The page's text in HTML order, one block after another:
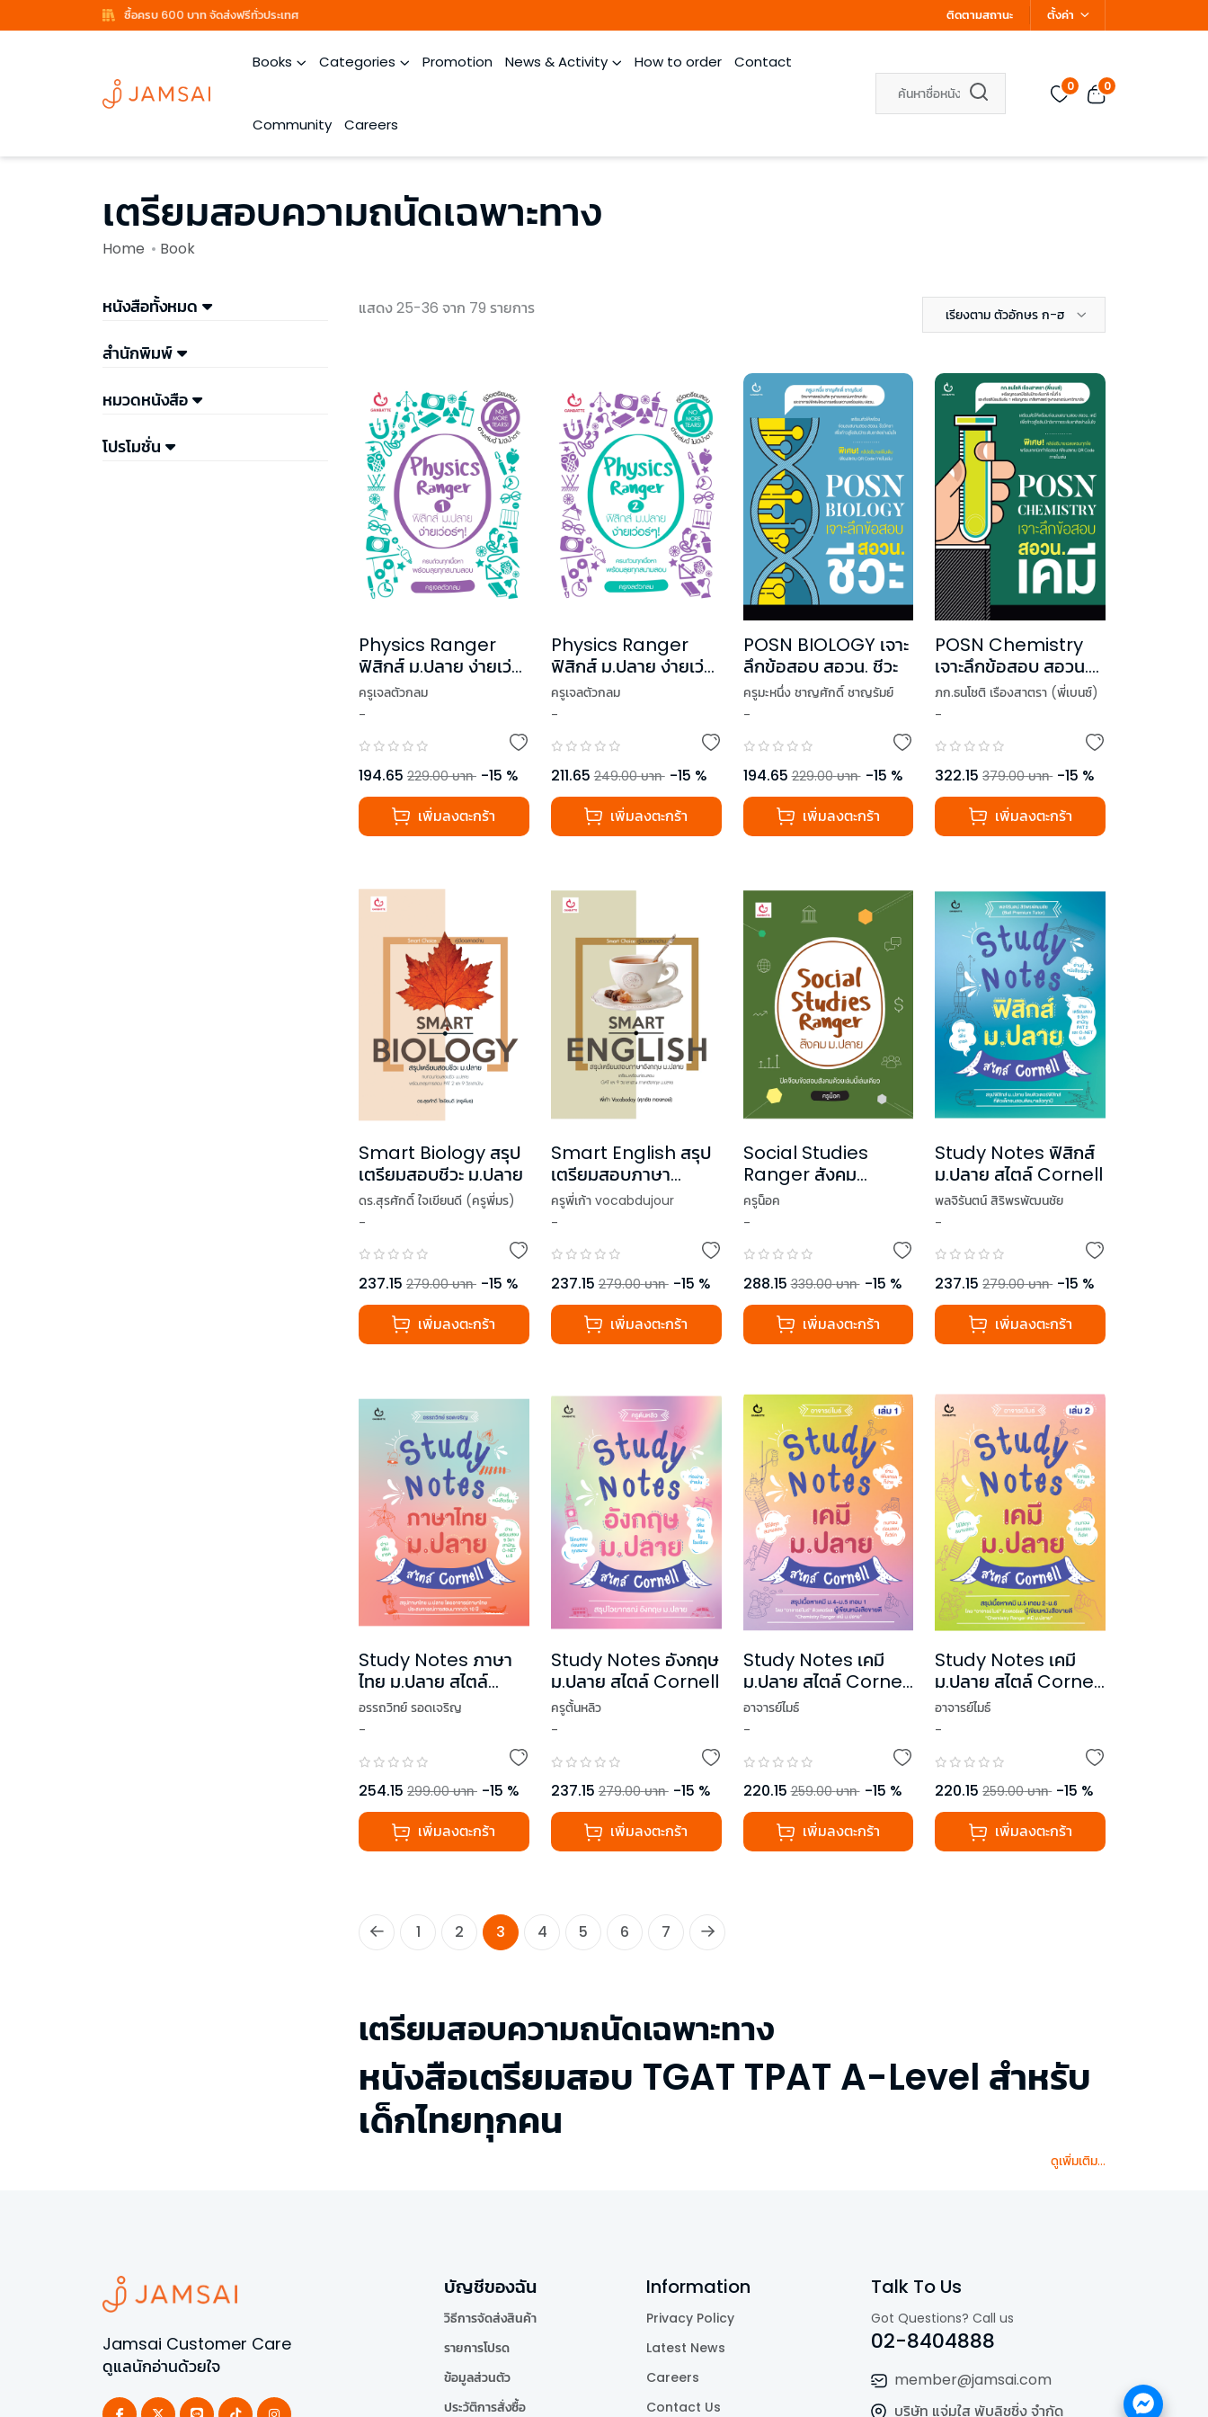
ซื้อครบ 600 บาท จัดส่งฟรีทั่วประเทศ ติดตามสถานะ ตั้งค่า
Books Categories Promotion News & Activity How to order Contact
Community Careers
0 0
เตรียมสอบความถนัดเฉพาะทาง
Home Book
หนังสือทั้งหมด
สำนักพิมพ์
หมวดหนังสือ
โปรโมชั่น
แสดง 25-36 จาก 79 รายการ เรียงตาม ตัวอักษร ก-ฮ
Physics Ranger
ฟิสิกส์ ม.ปลาย ง่ายเว่อ
ร์ๆ! เล่ม 1
ครูเจลตัวกลม
-
194.65 229.00 บาท -15 %
เพิ่มลงตะกร้า
Physics Ranger
ฟิสิกส์ ม.ปลาย ง่ายเว่อ
ร์ๆ! เล่ม 2
ครูเจลตัวกลม
-
211.65 249.00 บาท -15 %
เพิ่มลงตะกร้า
POSN BIOLOGY เจาะ
ลึกข้อสอบ สอวน. ชีวะ
ครูมะหนึ่ง ชาญศักดิ์ ชาญรัมย์
-
194.65 229.00 บาท -15 %
เพิ่มลงตะกร้า
POSN Chemistry
เจาะลึกข้อสอบ สอวน.
เคมี
ภก.ธนโชติ เรืองสาตรา (พี่เบนซ์)
-
322.15 379.00 บาท -15 %
เพิ่มลงตะกร้า
Smart Biology สรุป
เตรียมสอบชีวะ ม.ปลาย
ดร.สุรศักดิ์ ใจเขียนดี (ครูพี่มร)
-
237.15 279.00 บาท -15 %
เพิ่มลงตะกร้า
Smart English สรุป
เตรียมสอบภาษา
อังกฤษ ม.ปลาย
ครูพี่เก้า vocabdujour
-
237.15 279.00 บาท -15 %
เพิ่มลงตะกร้า
Social Studies
Ranger สังคม
ม.ปลาย
ครูน็อค
-
288.15 339.00 บาท -15 %
เพิ่มลงตะกร้า
Study Notes ฟิสิกส์
ม.ปลาย สไตล์ Cornell
พลจิรันตน์ สิริพรพัฒนชัย
-
237.15 279.00 บาท -15 %
เพิ่มลงตะกร้า
Study Notes ภาษา
ไทย ม.ปลาย สไตล์
Cornell
อรรถวิทย์ รอดเจริญ
-
254.15 299.00 บาท -15 %
เพิ่มลงตะกร้า
Study Notes อังกฤษ
ม.ปลาย สไตล์ Cornell
ครูต้้นหลิว
-
237.15 279.00 บาท -15 %
เพิ่มลงตะกร้า
Study Notes เคมี
ม.ปลาย สไตล์ Cornell
เล่ม 1
อาจารย์ไมธ์
-
220.15 259.00 บาท -15 %
เพิ่มลงตะกร้า
Study Notes เคมี
ม.ปลาย สไตล์ Cornell
เล่ม 2
อาจารย์ไมธ์
-
220.15 259.00 บาท -15 %
เพิ่มลงตะกร้า
1 2 3 4 5 6 7
เตรียมสอบความถนัดเฉพาะทาง
หนังสือเตรียมสอบ TGAT TPAT A-Level สำหรับ
เด็กไทยทุกคน
ดูเพิ่มเติม...
Jamsai Customer Care
ดูแลนักอ่านด้วยใจ
บัญชีของฉัน
วิธีการจัดส่งสินค้า
รายการโปรด
ข้อมูลส่วนตัว
ประวัติการสั่งซื้อ
Information
Privacy Policy
Latest News
Careers
Contact Us
Talk To Us
Got Questions? Call us
02-8404888
member@jamsai.com
บริษัท แจ่มใส พับลิชชิ่ง จำกัด